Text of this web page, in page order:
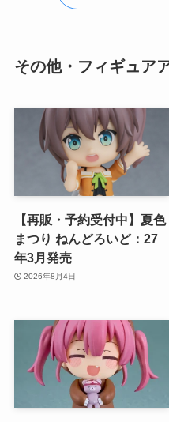
その他・フィギュア
【再販・予約受付中】夏色
まつり ねんどろいど：27
年3月発売
2026年8月4日